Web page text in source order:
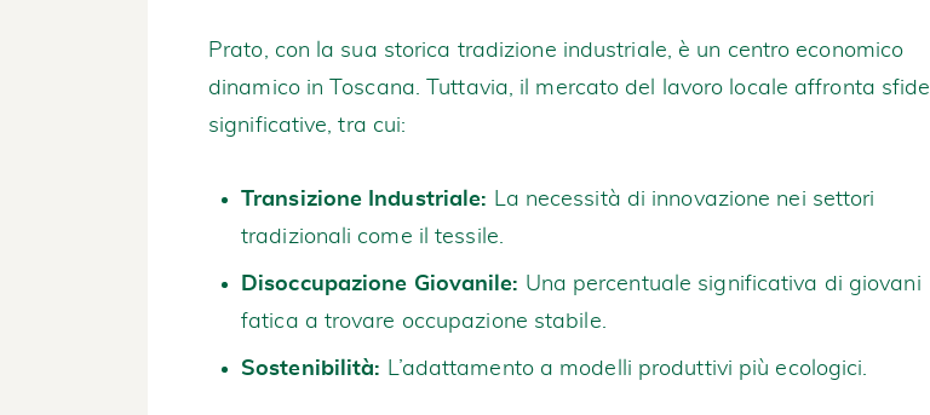
Prato, con la sua storica tradizione industriale, è un centro economico
dinamico in Toscana. Tuttavia, il mercato del lavoro locale affronta sfide
significative, tra cui:
Transizione Industriale: La necessità di innovazione nei settori
tradizionali come il tessile.
Disoccupazione Giovanile: Una percentuale significativa di giovani
fatica a trovare occupazione stabile.
Sostenibilità: L’adattamento a modelli produttivi più ecologici.